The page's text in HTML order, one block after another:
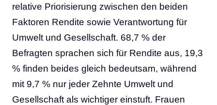
relative Priorisierung zwischen den beiden
Faktoren Rendite sowie Verantwortung für
Umwelt und Gesellschaft. 68,7 % der
Befragten sprachen sich für Rendite aus, 19,3
% finden beides gleich bedeutsam, während
mit 9,7 % nur jeder Zehnte Umwelt und
Gesellschaft als wichtiger einstuft. Frauen